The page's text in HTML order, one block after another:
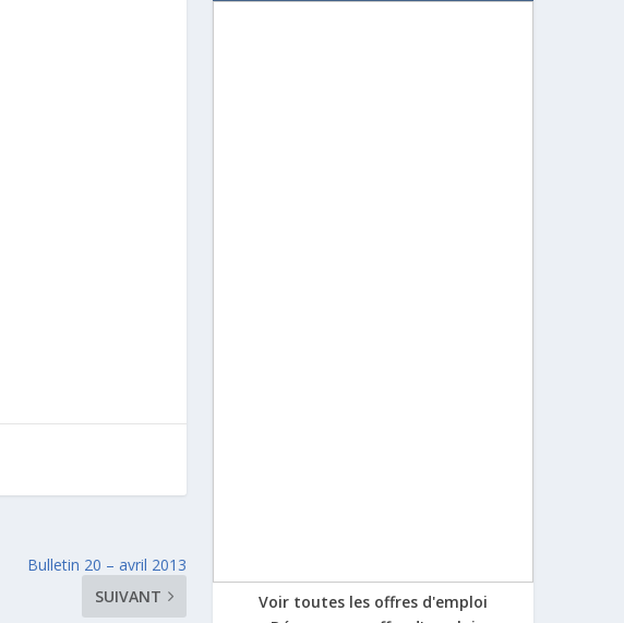
Bulletin 20 – avril 2013
SUIVANT
Voir toutes les offres d'emploi